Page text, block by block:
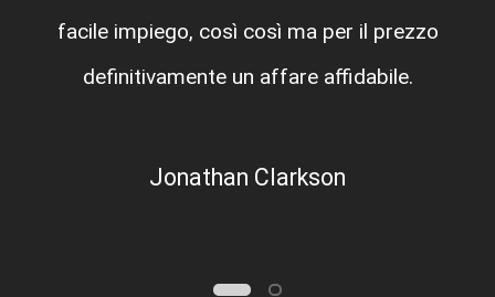
facile impiego, così così ma per il prezzo
definitivamente un affare affidabile.
Jonathan Clarkson